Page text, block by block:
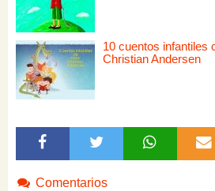
10 cuentos infantiles
Christian Andersen
Comentarios